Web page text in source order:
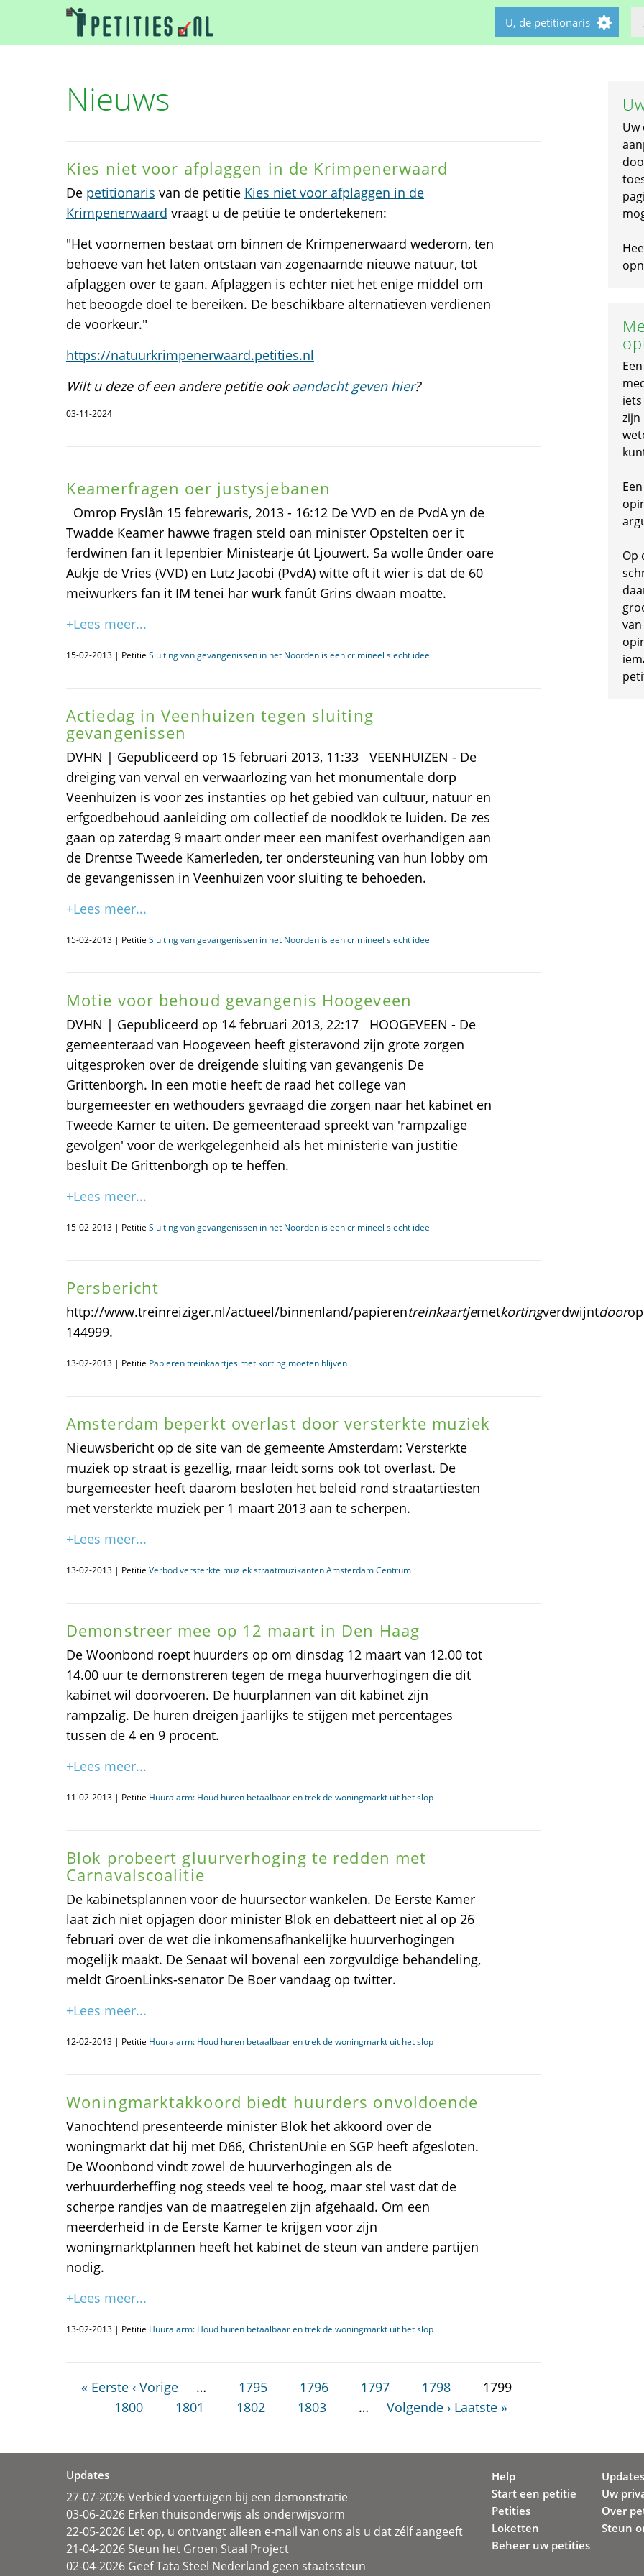
U, de petitionaris
Nieuws
Kies niet voor afplaggen in de Krimpenerwaard
De petitionaris van de petitie Kies niet voor afplaggen in de
Krimpenerwaard vraagt u de petitie te ondertekenen:
"Het voornemen bestaat om binnen de Krimpenerwaard wederom, ten
behoeve van het laten ontstaan van zogenaamde nieuwe natuur, tot
afplaggen over te gaan. Afplaggen is echter niet het enige middel om
het beoogde doel te bereiken. De beschikbare alternatieven verdienen
de voorkeur."
https://natuurkrimpenerwaard.petities.nl
Wilt u deze of een andere petitie ookaandacht geven hier?
03-11-2024
Keamerfragen oer justysjebanen
Omrop Fryslân 15 febrewaris, 2013 - 16:12 De VVD en de PvdA yn de
Twadde Keamer hawwe fragen steld oan minister Opstelten oer it
ferdwinen fan it Iepenbier Ministearje út Ljouwert. Sa wolle ûnder oare
Aukje de Vries (VVD) en Lutz Jacobi (PvdA) witte oft it wier is dat de 60
meiwurkers fan it IM tenei har wurk fanút Grins dwaan moatte.
+Lees meer...
15-02-2013 | Petitie Sluiting van gevangenissen in het Noorden is een crimineel slecht idee
Actiedag in Veenhuizen tegen sluiting
gevangenissen
DVHN | Gepubliceerd op 15 februari 2013, 11:33 VEENHUIZEN - De
dreiging van verval en verwaarlozing van het monumentale dorp
Veenhuizen is voor zes instanties op het gebied van cultuur, natuur en
erfgoedbehoud aanleiding om collectief de noodklok te luiden. De zes
gaan op zaterdag 9 maart onder meer een manifest overhandigen aan
de Drentse Tweede Kamerleden, ter ondersteuning van hun lobby om
de gevangenissen in Veenhuizen voor sluiting te behoeden.
+Lees meer...
15-02-2013 | Petitie Sluiting van gevangenissen in het Noorden is een crimineel slecht idee
Motie voor behoud gevangenis Hoogeveen
DVHN | Gepubliceerd op 14 februari 2013, 22:17 HOOGEVEEN - De
gemeenteraad van Hoogeveen heeft gisteravond zijn grote zorgen
uitgesproken over de dreigende sluiting van gevangenis De
Grittenborgh. In een motie heeft de raad het college van
burgemeester en wethouders gevraagd die zorgen naar het kabinet en
Tweede Kamer te uiten. De gemeenteraad spreekt van 'rampzalige
gevolgen' voor de werkgelegenheid als het ministerie van justitie
besluit De Grittenborgh op te heffen.
+Lees meer...
15-02-2013 | Petitie Sluiting van gevangenissen in het Noorden is een crimineel slecht idee
Persbericht
http://www.treinreiziger.nl/actueel/binnenland/papierentreinkaartjemetkortingverdwijntdoor
144999.
13-02-2013 | Petitie Papieren treinkaartjes met korting moeten blijven
Amsterdam beperkt overlast door versterkte muziek
Nieuwsbericht op de site van de gemeente Amsterdam: Versterkte
muziek op straat is gezellig, maar leidt soms ook tot overlast. De
burgemeester heeft daarom besloten het beleid rond straatartiesten
met versterkte muziek per 1 maart 2013 aan te scherpen.
+Lees meer...
13-02-2013 | Petitie Verbod versterkte muziek straatmuzikanten Amsterdam Centrum
Demonstreer mee op 12 maart in Den Haag
De Woonbond roept huurders op om dinsdag 12 maart van 12.00 tot
14.00 uur te demonstreren tegen de mega huurverhogingen die dit
kabinet wil doorvoeren. De huurplannen van dit kabinet zijn
rampzalig. De huren dreigen jaarlijks te stijgen met percentages
tussen de 4 en 9 procent.
+Lees meer...
11-02-2013 | Petitie Huuralarm: Houd huren betaalbaar en trek de woningmarkt uit het slop
Blok probeert gluurverhoging te redden met
Carnavalscoalitie
De kabinetsplannen voor de huursector wankelen. De Eerste Kamer
laat zich niet opjagen door minister Blok en debatteert niet al op 26
februari over de wet die inkomensafhankelijke huurverhogingen
mogelijk maakt. De Senaat wil bovenal een zorgvuldige behandeling,
meldt GroenLinks-senator De Boer vandaag op twitter.
+Lees meer...
12-02-2013 | Petitie Huuralarm: Houd huren betaalbaar en trek de woningmarkt uit het slop
Woningmarktakkoord biedt huurders onvoldoende
Vanochtend presenteerde minister Blok het akkoord over de
woningmarkt dat hij met D66, ChristenUnie en SGP heeft afgesloten.
De Woonbond vindt zowel de huurverhogingen als de
verhuurderheffing nog steeds veel te hoog, maar stel vast dat de
scherpe randjes van de maatregelen zijn afgehaald. Om een
meerderheid in de Eerste Kamer te krijgen voor zijn
woningmarktplannen heeft het kabinet de steun van andere partijen
nodig.
+Lees meer...
13-02-2013 | Petitie Huuralarm: Houd huren betaalbaar en trek de woningmarkt uit het slop
« Eerste ‹ Vorige … 1795 1796 1797 1798
1799
1800
1801 1802 1803 … Volgende › Laatste »
Uw
zijn
Op
Updates
27-07-2026 Verbied voertuigen bij een demonstratie
03-06-2026 Erken thuisonderwijs als onderwijsvorm
22-05-2026 Let op, u ontvangt alleen e-mail van ons als u dat zélf aangeeft
21-04-2026 Steun het Groen Staal Project
02-04-2026 Geef Tata Steel Nederland geen staatssteun
Help
Start een petitie
Petities
Loketten
Beheer uw petities
Updates
Uw
Over
Steun